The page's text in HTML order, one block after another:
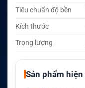
Tiêu chuẩn độ bền
Kích thước
Trọng lượng
Sản phẩm